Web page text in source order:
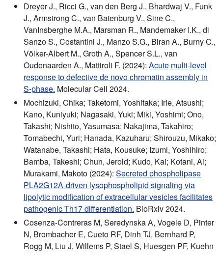
Dreyer J., Ricci G., van den Berg J., Bhardwaj V., Funk
J., Armstrong C., van Batenburg V., Sine C.,
VanInsberghe M.A., Marsman R., Mandemaker I.K., di
Sanzo S., Costantini J., Manzo S.G., Biran A., Burny C.,
Völker-Albert M., Groth A., Spencer S.L., van
Oudenaarden A., Mattiroli F. (2024): Acute multi-level
response to defective de novo chromatin assembly in
S-phase. Molecular Cell 2024.
Mochizuki, Chika; Taketomi, Yoshitaka; Irie, Atsushi;
Kano, Kuniyuki; Nagasaki, Yuki; Miki, Yoshimi; Ono,
Takashi; Nishito, Yasumasa; Nakajima, Takahiro;
Tomabechi, Yuri; Hanada, Kazuharu; Shirouzu, Mikako;
Watanabe, Takashi; Hata, Kousuke; Izumi, Yoshihiro;
Bamba, Takeshi; Chun, Jerold; Kudo, Kai; Kotani, Ai;
Murakami, Makoto (2024): Secreted phospholipase
PLA2G12A-driven lysophospholipid signaling via
lipolytic modification of extracellular vesicles facilitates
pathogenic Th17 differentiation. BioRxiv 2024.
Cosenza-Contreras M, Seredynska A, Vogele D, Pinter
N, Brombacher E, Cueto RF, Dinh TJ, Bernhard P,
Rogg M, Liu J, Willems P, Stael S, Huesgen PF, Kuehn